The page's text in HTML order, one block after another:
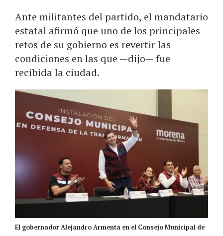
Ante militantes del partido, el mandatario
estatal afirmó que uno de los principales
retos de su gobierno es revertir las
condiciones en las que —dijo— fue
recibida la ciudad.
El gobernador Alejandro Armenta en el Consejo Municipal de